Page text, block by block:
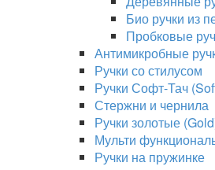
Био ручки из
Пробковые
Антимикробные
Ручки со стилусом
Ручки Софт-Тач
Стержни и чернила
Ручки золотые
Мульти
Ручки на пружинке